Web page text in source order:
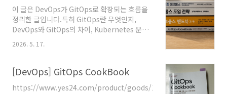
이 글은 DevOps가 GitOps로 확장되는 흐름을
정리한 글입니다.특히 GitOps란 무엇인지,
DevOps와 GitOps의 차이, Kubernetes 운영
에서 GitOps가 왜 중요해졌는지를 중심으로 설
명합니다.GitOps란 무엇인가: DevOps와의 차
애플리케이션과 인프라의 원하는 상태를 Git에
선언하고,운영 환경이 그 상태를 계속 따라가도
록 만드는 운영 방식입니다.DevOps가 개발과
2026. 5. 17.
[DevOps] GitOps CookBook
https://www.yes24.com/product/goods/138929285